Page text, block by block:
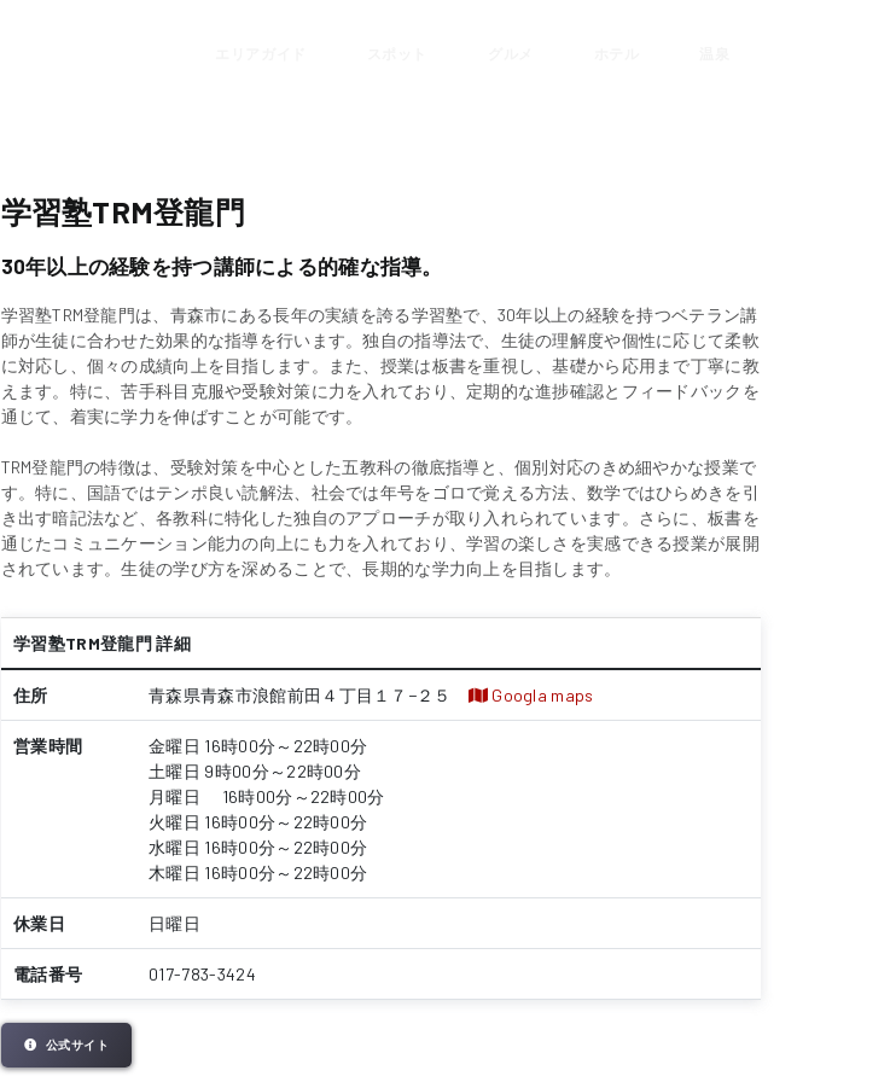
学習塾TRM登龍門
30年以上の経験を持つ講師による的確な指導。
学習塾TRM登龍門は、青森市にある長年の実績を誇る学習塾で、30年以上の経験を持つベテラン講
師が生徒に合わせた効果的な指導を行います。独自の指導法で、生徒の理解度や個性に応じて柔軟
に対応し、個々の成績向上を目指します。また、授業は板書を重視し、基礎から応用まで丁寧に教
えます。特に、苦手科目克服や受験対策に力を入れており、定期的な進捗確認とフィードバックを
通じて、着実に学力を伸ばすことが可能です。
TRM登龍門の特徴は、受験対策を中心とした五教科の徹底指導と、個別対応のきめ細やかな授業で
す。特に、国語ではテンポ良い読解法、社会では年号をゴロで覚える方法、数学ではひらめきを引
き出す暗記法など、各教科に特化した独自のアプローチが取り入れられています。さらに、板書を
通じたコミュニケーション能力の向上にも力を入れており、学習の楽しさを実感できる授業が展開
されています。生徒の学び方を深めることで、長期的な学力向上を目指します。
学習塾TRM登龍門 詳細
住所 青森県青森市浪館前田４丁目１７−２５ Googla maps
営業時間
金曜日 16時00分～22時00分
土曜日 9時00分～22時00分
月曜日 16時00分～22時00分
火曜日 16時00分～22時00分
水曜日 16時00分～22時00分
木曜日 16時00分～22時00分
休業日 日曜日
電話番号 017-783-3424
公式サイト